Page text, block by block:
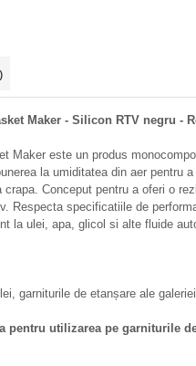
Maker - Silicon RTV negru -
Maker este un produs
la umiditatea din aer
Conceput pentru a oferi o
Respecta specificatiile de
la ulei, apa, glicol si alte fluide
garniturile de etanșare ale
pentru utilizarea pe garniturile